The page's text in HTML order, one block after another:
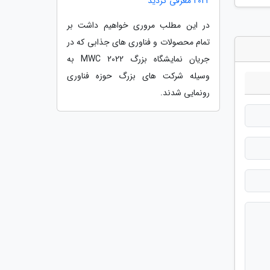
در این مطلب مروری خواهیم داشت بر
تمام محصولات و فناوری های جذابی که در
جریان نمایشگاه بزرگ MWC 2022 به
وسیله شرکت های بزرگ حوزه فناوری
رونمایی شدند.